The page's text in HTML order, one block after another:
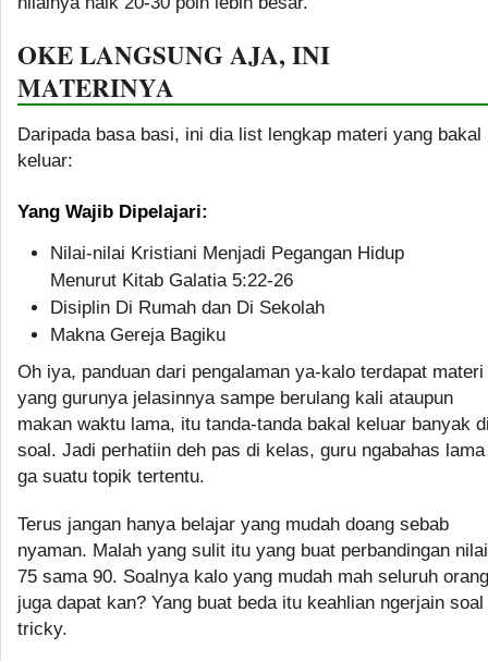
OKE LANGSUNG AJA, INI
MATERINYA
Daripada basa basi, ini dia list lengkap materi yang bakal
keluar:
Yang Wajib Dipelajari:
Nilai-nilai Kristiani Menjadi Pegangan Hidup
Menurut Kitab Galatia 5:22-26
Disiplin Di Rumah dan Di Sekolah
Makna Gereja Bagiku
Oh iya, panduan dari pengalaman ya-kalo terdapat materi
yang gurunya jelasinnya sampe berulang kali ataupun
makan waktu lama, itu tanda-tanda bakal keluar banyak
soal. Jadi perhatiin deh pas di kelas, guru ngabahas lama
ga suatu topik tertentu.
Terus jangan hanya belajar yang mudah doang sebab
nyaman. Malah yang sulit itu yang buat perbandingan nilai
75 sama 90. Soalnya kalo yang mudah mah seluruh orang
juga dapat kan? Yang buat beda itu keahlian ngerjain soal
tricky.